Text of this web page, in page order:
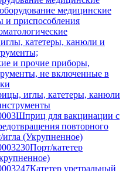
медицинские
и приспособления
катетеры, канюли и
и прочие приборы,
не включенные в
иглы, катетеры, канюли
Шприц для вакцинации с
повторного
игла (Укрупненное)
Порт/катетер
Катетер уретральный